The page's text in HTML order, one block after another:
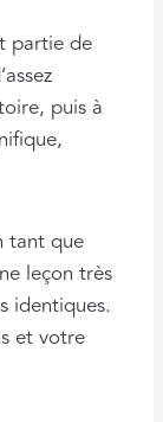
partie de
puis à
tant que
leçon très
identiques.
et votre